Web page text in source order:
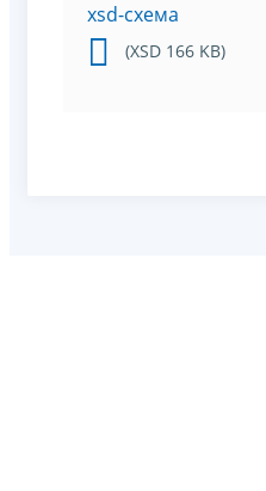
xsd-схема
(XSD 166 KB)